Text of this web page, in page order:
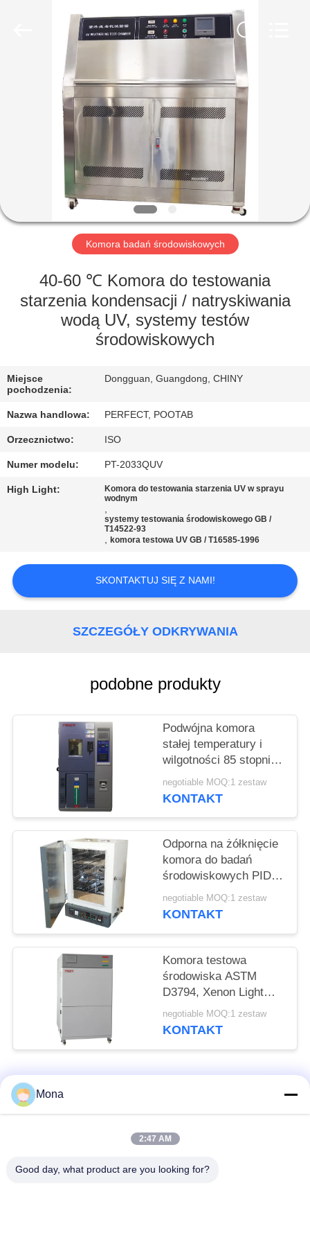
PRODUKTY
POKAZ
VR
NAS
WYCIECZKA
FABRYCE
JAKOŚCI
POPROSIĆ
SITEMAP
PRIVACY
Komora badań środowiskowych
40-60 ℃ Komora do testowania
starzenia kondensacji / natryskiwania
wodą UV, systemy testów
środowiskowych
Miejsce
pochodzenia:
Dongguan, Guangdong, CHINY
Nazwa handlowa: PERFECT, POOTAB
Orzecznictwo: ISO
Numer modelu: PT-2033QUV
High Light:
Komora do testowania starzenia UV w sprayu
wodnym
,
systemy testowania środowiskowego GB /
T14522-93
,komora testowa UV GB / T16585-1996
SKONTAKTUJ SIĘ Z NAMI!
SZCZEGÓŁY ODKRYWANIA
podobne produkty
Podwójna komora
stałej temperatury i
wilgotności 85 stopni
do testowania gumy
silikonowej / kleju
negotiable MOQ:1 zestaw
KONTAKT
Odporna na żółknięcie
komora do badań
środowiskowych PID
ISO8580
negotiable MOQ:1 zestaw
KONTAKT
Komora testowa
środowiska ASTM
D3794, Xenon Light
Testing Machine Sun
Simulation
negotiable MOQ:1 zestaw
KONTAKT
popularne kategorie
Uniwersalna
Mona
2:47 AM
Good day, what product are you looking for?